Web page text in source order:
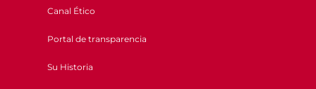
Canal Ético
Portal de transparencia
Su Historia